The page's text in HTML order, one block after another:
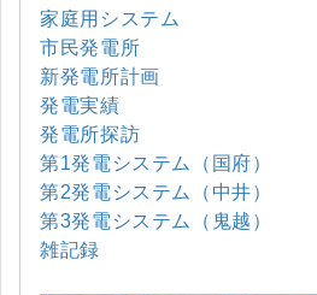
家庭用システム
市民発電所
新発電所計画
発電実績
発電所探訪
第1発電システム（国府）
第2発電システム（中井）
第3発電システム（鬼越）
雑記録